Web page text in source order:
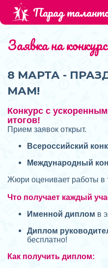
Парад
Заявка на конкурс
8 МАРТА -
МАМ!
Конкурс с
итогов!
Прием заявок открыт.
Всероссийский
Международный
Жюри оценивает работы в
Что получает каждый
Именной диплом в
Диплом
бесплатно!
Как получить диплом: